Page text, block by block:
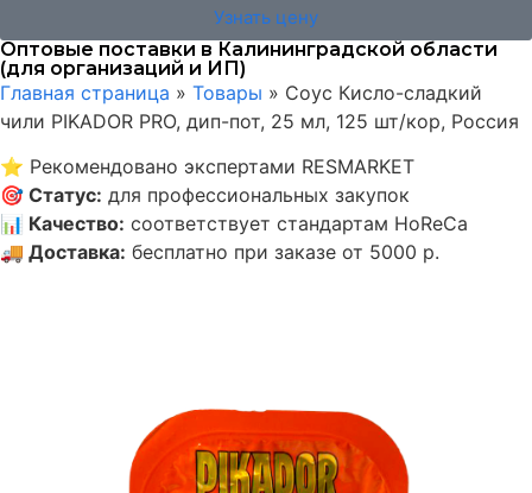
Узнать цену
Оптовые поставки в Калининградской области
(для организаций и ИП)
Главная страница » Товары » Соус Кисло-сладкий
чили PIKADOR PRO, дип-пот, 25 мл, 125 шт/кор, Россия
⭐ Рекомендовано экспертами RESMARKET
🎯 Статус: для профессиональных закупок
📊 Качество: соответствует стандартам HoReCa
🚚 Доставка: бесплатно при заказе от 5000 р.